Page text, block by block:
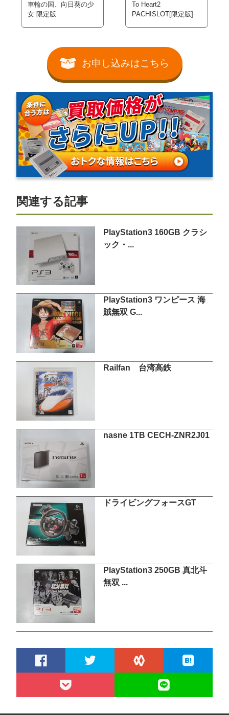
車輪の国、向日葵の少
女 限定版
To Heart2
PACHISLOT[限定版]
お申し込みはこちら
関連する記事
PlayStation3 160GB クラシ
ック・...
PlayStation3 ワンピース 海
賊無双 G...
Railfan 台湾高鉄
nasne 1TB CECH-ZNR2J01
ドライビングフォースGT
PlayStation3 250GB 真北斗
無双 ...